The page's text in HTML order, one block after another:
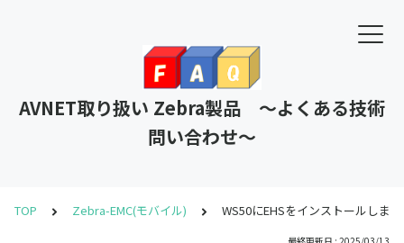
AVNET取り扱い Zebra製品 ～よくある技術
問い合わせ～
TOP Zebra-EMC(モバイル) WS50にEHSをインストールしま